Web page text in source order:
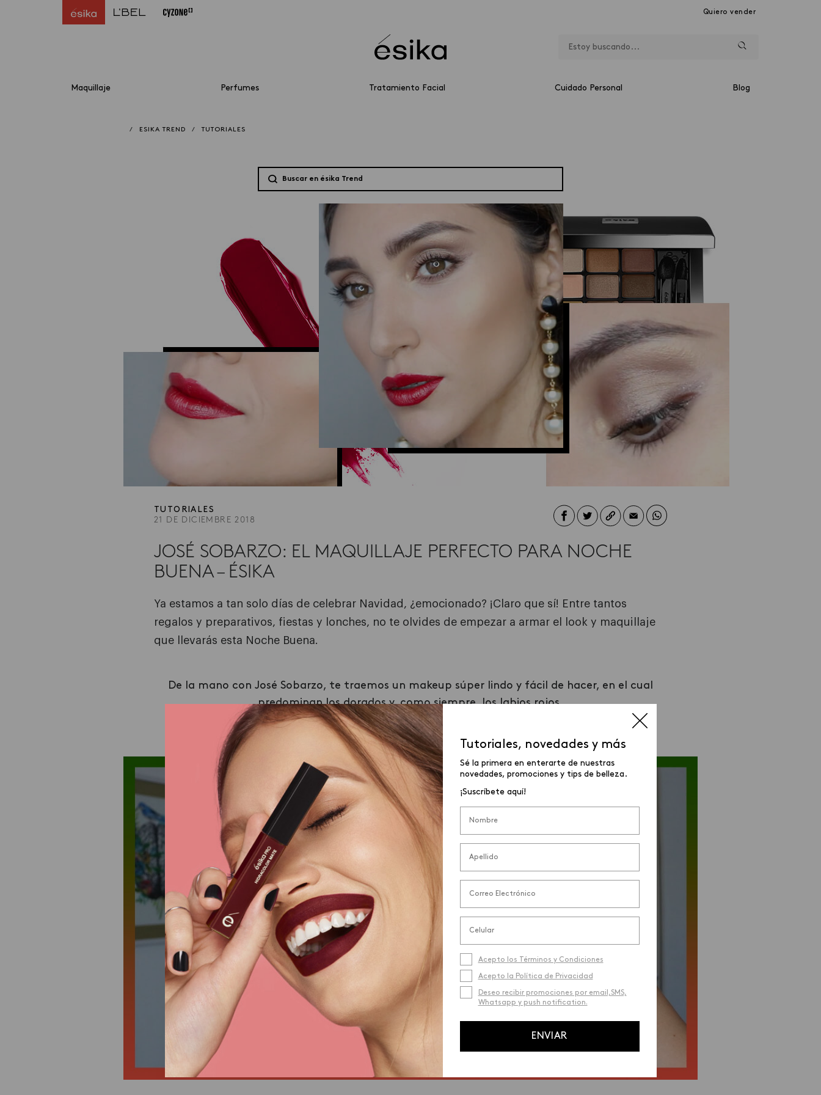
Quiero vender
Maquillaje Perfumes Tratamiento Facial Cuidado Personal Blog
/ ESIKA TREND / TUTORIALES
TUTORIALES
21 DE DICIEMBRE 2018
JOSÉ SOBARZO: EL MAQUILLAJE PERFECTO PARA NOCHE
BUENA – ÉSIKA
Ya estamos a tan solo días de celebrar Navidad, ¿emocionado? ¡Claro que sí! Entre tantos
regalos y preparativos, fiestas y lonches, no te olvides de empezar a armar el look y maquillaje
que llevarás esta Noche Buena.
De la mano con José Sobarzo, te traemos un makeup súper lindo y fácil de hacer, en el cual
predominan los dorados y, como siempre, los labios rojos.
Dale PLAY a este video y sigue el paso a paso:
Tutoriales, novedades y más
Sé la primera en enterarte de nuestras
novedades, promociones y tips de belleza.
¡Suscríbete aquí!
Acepto los Términos y Condiciones
Acepto la Política de Privacidad
Deseo recibir promociones por email,SMS,
Whatsapp y push notification.
ENVIAR